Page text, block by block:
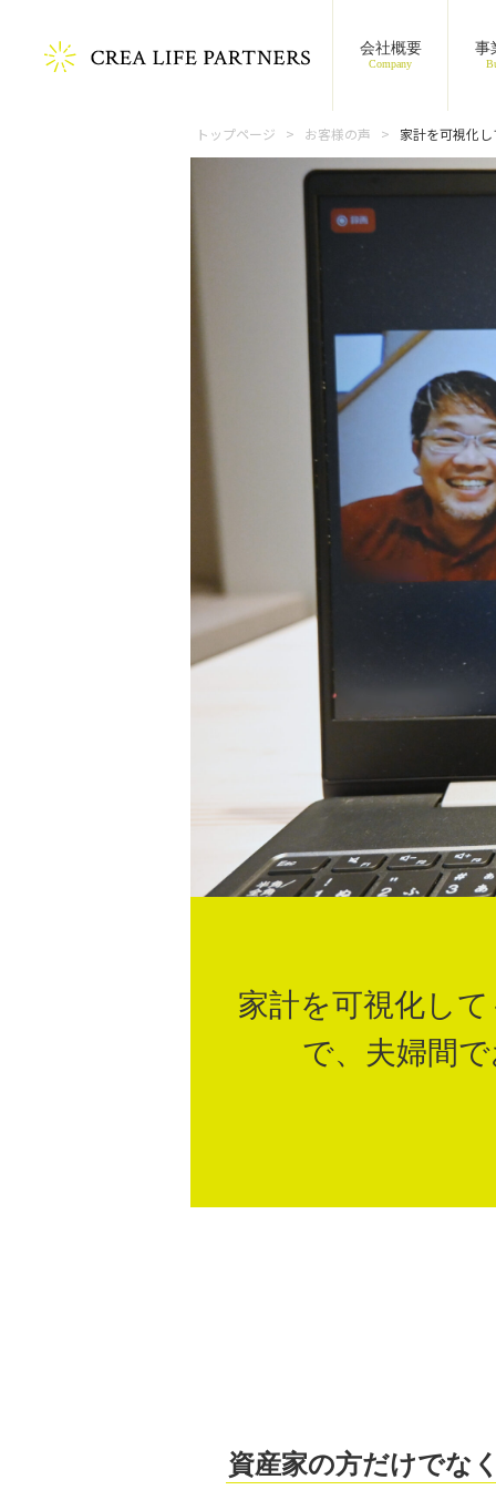
会社概要
Company
事
トップページ お客様の声 家計を可視化
家計を可視化し
で、夫婦間
資産家の方だけでな